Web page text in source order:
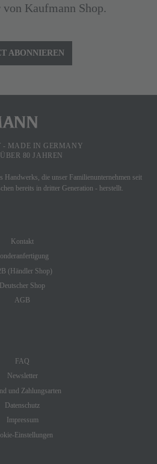
Kaufmann Shop.
ABONNIEREN
- MADE IN GERMANY
80 JAHREN
Handwerks, die unser Familienunternehmen seit
bereits in dritter Generation - herstellt.
Kontakt
(Händler Shop)
Deutscher Shop
AGB
FAQ
Newsletter
und Zahlungsarten
Datenschutz
Impressum
Einstellungen